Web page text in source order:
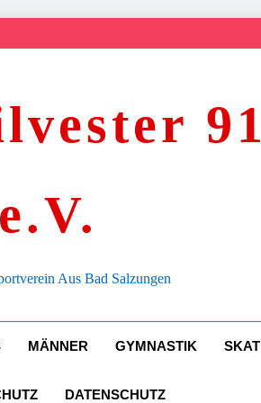
91
e.V.
Aus Bad Salzungen
MÄNNER GYMNASTIK SKAT
DATENSCHUTZ